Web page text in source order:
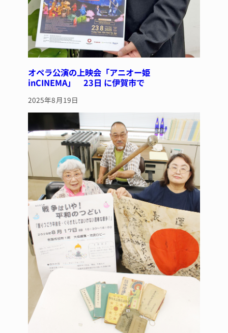
オペラ公演の上映会「アニオー姫
inCINEMA」 23日 に伊賀市で
2025年8月19日